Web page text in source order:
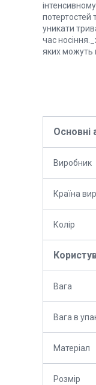
потертостей
уникати
час
яких можуть
Основні
Виробник
Країна
Колір
Вага
Вага в
Матеріал
Розмір